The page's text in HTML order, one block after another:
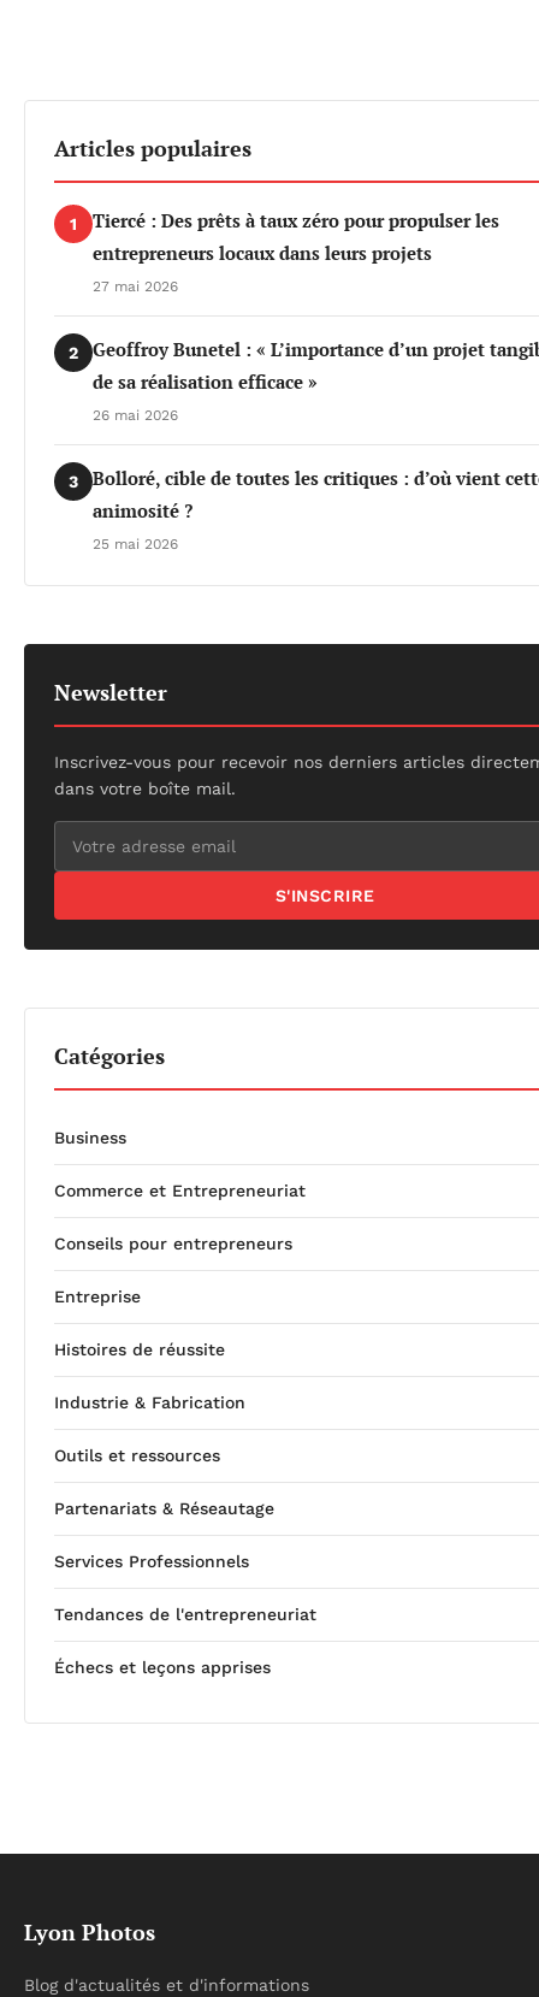
Articles populaires
1
Tiercé : Des prêts à taux zéro pour propulser les
entrepreneurs locaux dans leurs projets
27 mai 2026
2
Geoffroy Bunetel : « L’importance d’un projet
de sa réalisation efficace »
26 mai 2026
3
Bolloré, cible de toutes les critiques : d’où vient
animosité ?
25 mai 2026
Newsletter
Inscrivez-vous pour recevoir nos derniers articles
dans votre boîte mail.
S'INSCRIRE
Catégories
Business
Commerce et Entrepreneuriat
Conseils pour entrepreneurs
Entreprise
Histoires de réussite
Industrie & Fabrication
Outils et ressources
Partenariats & Réseautage
Services Professionnels
Tendances de l'entrepreneuriat
Échecs et leçons apprises
Lyon Photos
Blog d'actualités et d'informations